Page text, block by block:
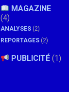
MAGAZINE
(4)
ANALYSES (2)
REPORTAGES (2)
PUBLICITÉ (1)